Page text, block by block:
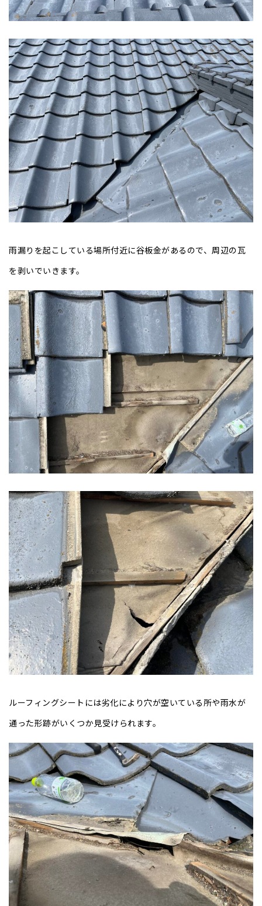
雨漏りを起こしている場所付近に谷板金があるので、周辺の瓦
を剥いでいきます。
ルーフィングシートには劣化により穴が空いている所や雨水が
通った形跡がいくつか見受けられます。